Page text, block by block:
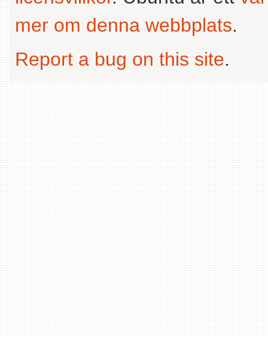
mer om denna webbplats.
Report a bug on this site.